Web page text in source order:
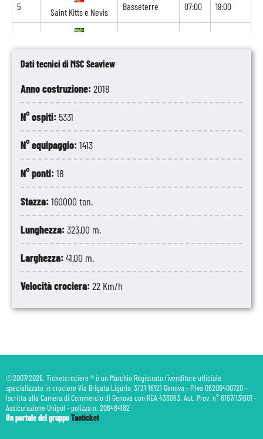
Dati tecnici di MSC Seaview
Anno costruzione:2018
N° ospiti: 5331
N° equipaggio:1413
N° ponti:18
Stazza:160000 ton.
Lunghezza:323.00 m.
Larghezza:41.00 m.
Velocità crociera:22 Km/h
5
Saint Kitts e Nevis
Basseterre 07:00 19:00
8 Pointe à Pitre 08:00 -
©2007/2026. Ticketcrociere ® è un Marchio Registrato rivenditore ufficiale
specializzato in crociere Via Brigata Liguria, 3/21 16121 Genova - P.Iva 06206400720 -
Iscritta alla Camera di Commercio di Genova con REA 433093. Aut. Prov. n° 6167/131601 -
Assicurazione Unipol - polizza n. 206484182
Un portale del gruppoTaoticket